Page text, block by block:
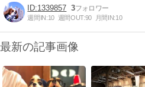
1339857 3
週間IN:10 週間OUT:90 月間IN:10
最新の記事画像